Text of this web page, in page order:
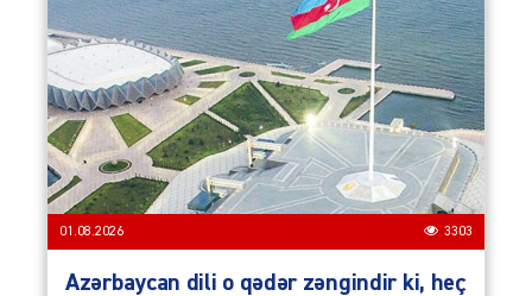
01.08.2026 3303
Azərbaycan dili o qədər zəngindir ki, heç